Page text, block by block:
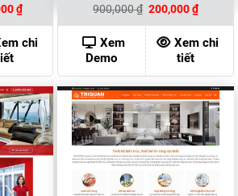
₫.
₫Giá
hiện
tại
là:
200,000 ₫.
chi
900,000₫ Giá
là:
900,000 ₫.
200,000₫Giá
hiện
tại
là:
Xem
Demo
Xem chi
tiết